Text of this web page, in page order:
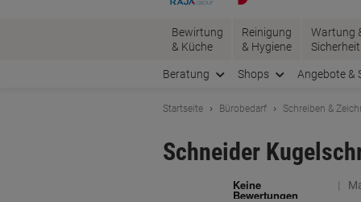
Bewirtung
& Küche
Reinigung
& Hygiene
Wartung
Sicherheit
Beratung Shops Angebote &
Startseite Bürobedarf Schreiben &
Schneider